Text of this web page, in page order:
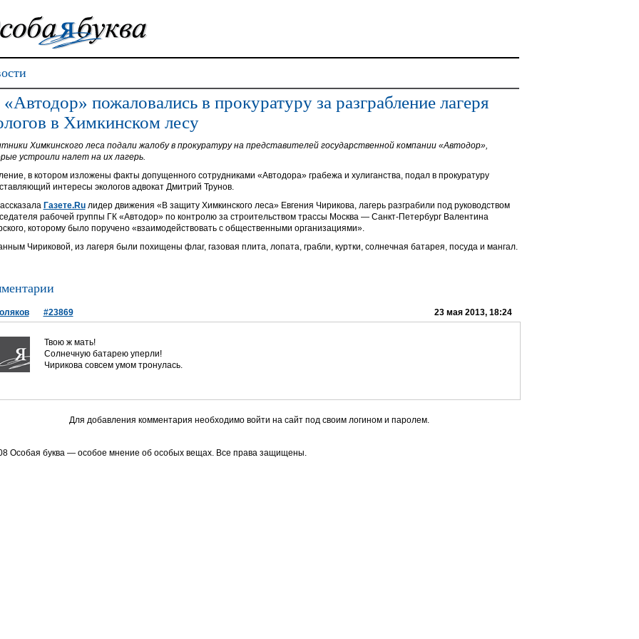
пожаловались в прокуратуру за разграбление лагеря
в Химкинском лесу
Химкинского леса подали жалобу в прокуратуру на представителей государственной компании «Автодор»,
устроили налет на их лагерь.
в котором изложены факты допущенного сотрудниками «Автодора» грабежа и хулиганства, подал в прокуратуру
интересы экологов адвокат Дмитрий Трунов.
Газете.Ruлидер движения «В защиту Химкинского леса» Евгения Чирикова, лагерь разграбили под руководством
рабочей группы ГК «Автодор» по контролю за строительством трассы Москва — Санкт-Петербург Валентина
которому было поручено «взаимодействовать с общественными организациями».
Чириковой, из лагеря были похищены флаг, газовая плита, лопата, грабли, куртки, солнечная батарея, посуда и мангал.
23 мая 2013, 18:24
#23869
Твою ж мать!
Солнечную батарею уперли!
Чирикова совсем умом тронулась.
Для добавления комментария необходимо войти на сайт под своим логином и паролем.
Особая буква — особое мнение об особых вещах. Все права защищены.